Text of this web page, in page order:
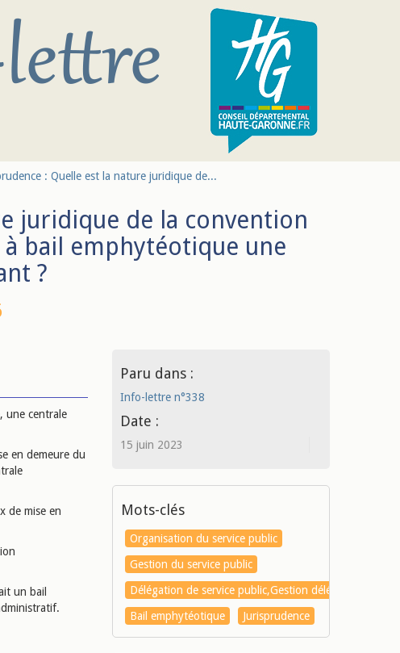
: Quelle est la nature juridique de...
juridique de la convention
bail emphytéotique une
?
une centrale
en demeure du
de mise en
un bail
Paru dans :
Info-lettre n°338
Date :
15 juin 2023
Mots-clés
Organisation du service public
Gestion du service public
Délégation de service public,Gestion déléguée
Bail emphytéotique
Jurisprudence